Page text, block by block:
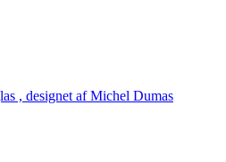
, designet af Michel Dumas